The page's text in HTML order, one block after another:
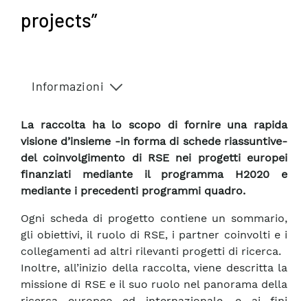
projects”
Informazioni
La raccolta ha lo scopo di fornire una rapida
visione d’insieme -in forma di schede riassuntive-
del coinvolgimento di RSE nei progetti europei
finanziati mediante il programma H2020 e
mediante i precedenti programmi quadro.
Ogni scheda di progetto contiene un sommario,
gli obiettivi, il ruolo di RSE, i partner coinvolti e i
collegamenti ad altri rilevanti progetti di ricerca.
Inoltre, all’inizio della raccolta, viene descritta la
missione di RSE e il suo ruolo nel panorama della